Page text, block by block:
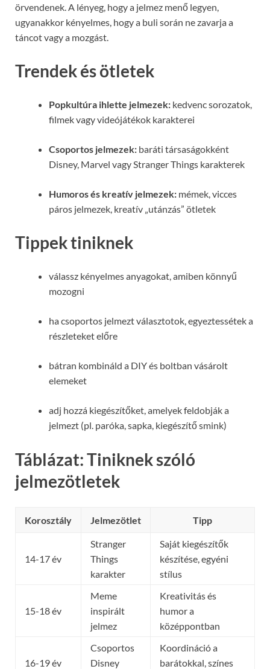
örvendenek. A lényeg, hogy a jelmez menő legyen,
ugyanakkor kényelmes, hogy a buli során ne zavarja a
táncot vagy a mozgást.
Trendek és ötletek
Popkultúra ihlette jelmezek: kedvenc sorozatok,
filmek vagy videójátékok karakterei
Csoportos jelmezek: baráti társaságokként
Disney, Marvel vagy Stranger Things karakterek
Humoros és kreatív jelmezek: mémek, vicces
páros jelmezek, kreatív „utánzás” ötletek
Tippek tiniknek
válassz kényelmes anyagokat, amiben könnyű
mozogni
ha csoportos jelmezt választotok, egyeztessétek a
részleteket előre
bátran kombináld a DIY és boltban vásárolt
elemeket
adj hozzá kiegészítőket, amelyek feldobják a
jelmezt (pl. paróka, sapka, kiegészítő smink)
Táblázat: Tiniknek szóló
jelmezötletek
Korosztály Jelmezötlet Tipp
14-17 év
Stranger
Things
karakter
Saját kiegészítők
készítése, egyéni
stílus
15-18 év
Meme
inspirált
jelmez
Kreativitás és
humor a
középpontban
16-19 év
Csoportos
Disney
Koordináció a
barátokkal, színes